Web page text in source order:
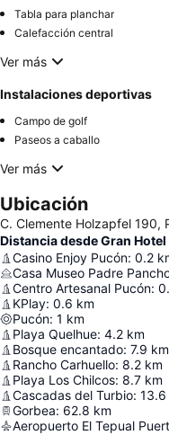
Tabla para planchar
Calefacción central
Ver más
Instalaciones deportivas
Campo de golf
Paseos a caballo
Ver más
Ubicación
C. Clemente Holzapfel 190,
Distancia desde Gran Hotel
Casino Enjoy Pucón: 0.2
Casa Museo Padre
Centro Artesanal Pucón:
KPlay: 0.6 km
Pucón: 1 km
Playa Quelhue: 4.2 km
Bosque encantado: 7.9 km
Rancho Carhuello: 8.2 km
Playa Los Chilcos: 8.7 km
Cascadas del Turbio: 13.6
Gorbea: 62.8 km
Aeropuerto El Tepual